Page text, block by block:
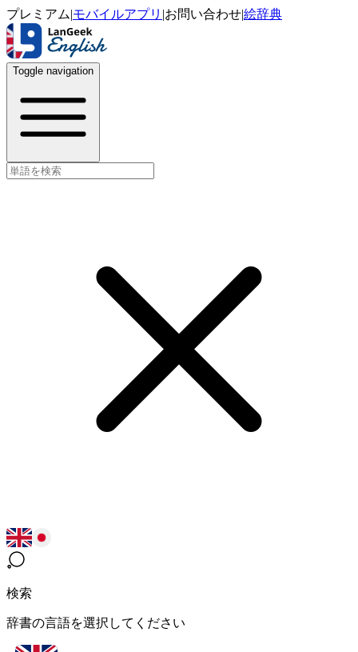
プレミアム|モバイルアプリ |お問い合わせ|絵辞典
Toggle navigation
検索
辞書の言語を選択してください